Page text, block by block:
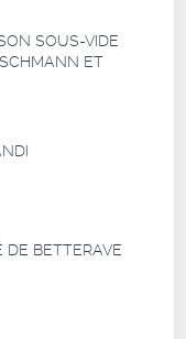
SOUS-VIDE
ET
DE BETTERAVE